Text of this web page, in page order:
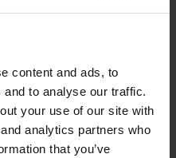
content and ads, to
to analyse our traffic.
your use of our site with
analytics partners who
that you’ve
shuttles van energie voor
opgeladen bij elk
de klok rond te kunnen
accubak zo ontworpen
worden vervangen.